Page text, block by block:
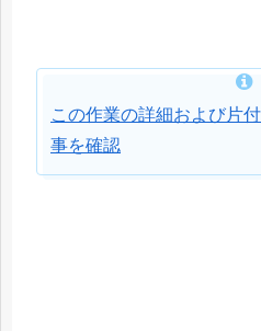
この作業の詳細および片
事を確認